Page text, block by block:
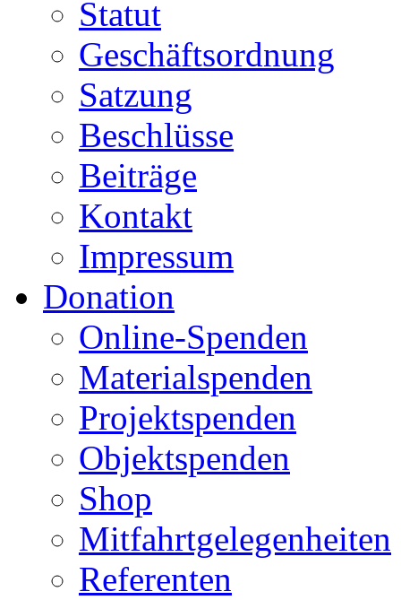
Statut
Geschäftsordnung
Satzung
Beschlüsse
Beiträge
Kontakt
Impressum
Donation
Online-Spenden
Materialspenden
Projektspenden
Objektspenden
Shop
Mitfahrtgelegenheiten
Referenten